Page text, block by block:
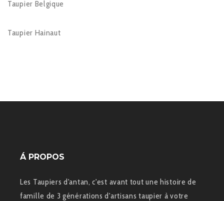
Taupier Belgique
Taupier Hainaut
Á PROPOS
Les Taupiers d'antan, c'est avant tout une histoire de
famille de 3 générations d'artisans taupier à votre